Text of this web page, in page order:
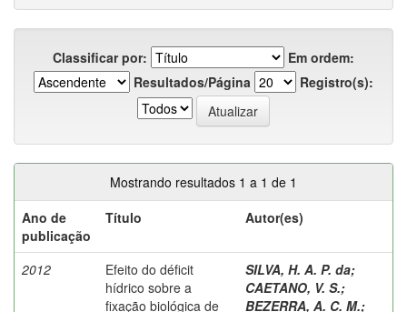
Classificar por:
Em ordem:
Resultados/Página
Registro(s):
Mostrando resultados 1 a 1 de 1
Ano de
publicação
Título Autor(es)
2012
Efeito do déficit
hídrico sobre a
fixação biológica de
SILVA, H. A. P. da;
CAETANO, V. S.;
BEZERRA, A. C. M.;